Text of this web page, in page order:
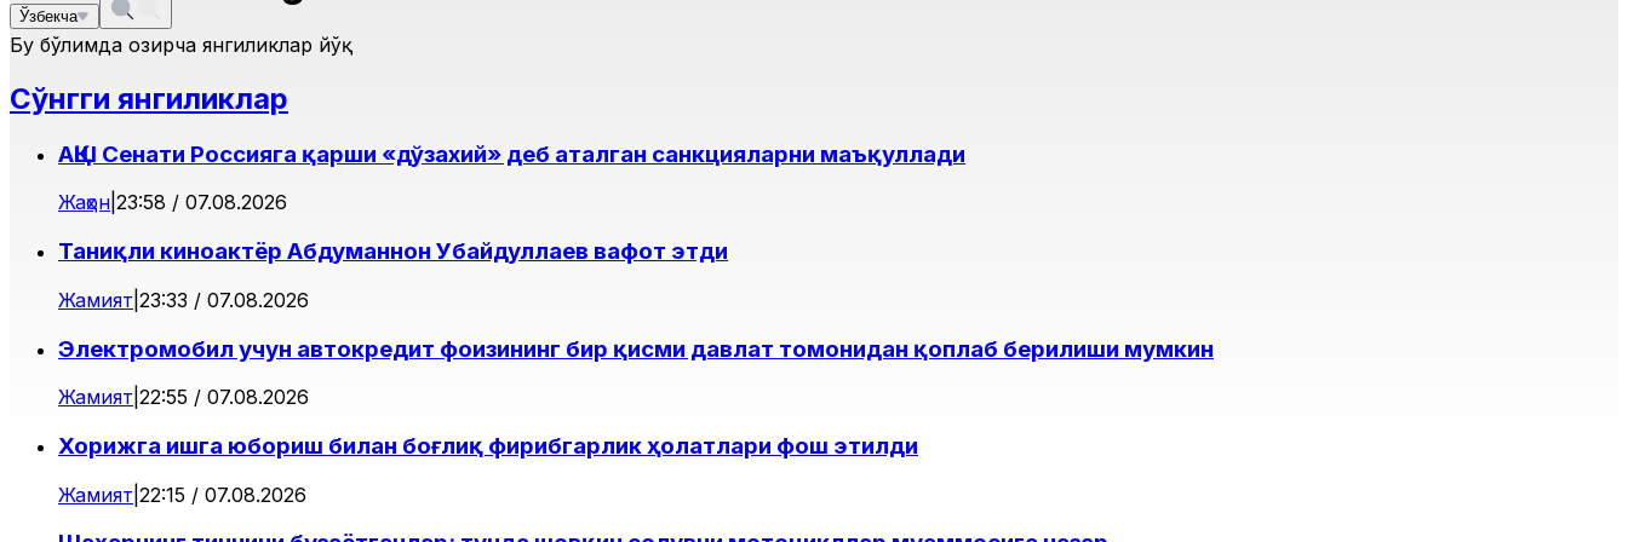
Ўзбекча
Бу бўлимда ҳозирча янгиликлар йўқ
Сўнгги янгиликлар
АҚШ Сенати Россияга қарши «дўзахий» деб аталган санкцияларни маъқуллади
Жаҳон 23:58 / 07.08.2026
Таниқли киноактёр Абдуманнон Убайдуллаев вафот этди
Жамият 23:33 / 07.08.2026
Электромобил учун автокредит фоизининг бир қисми давлат томонидан қоплаб берилиши мумкин
Жамият 22:55 / 07.08.2026
Хорижга ишга юбориш билан боғлиқ фирибгарлик ҳолатлари фош этилди
Жамият 22:15 / 07.08.2026